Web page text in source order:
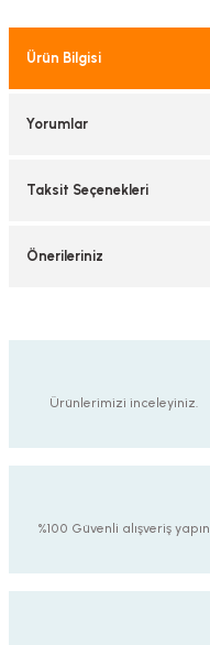
Ürün Bilgisi
Yorumlar
Taksit Seçenekleri
Önerileriniz
Ürünlerimizi inceleyiniz.
%100 Güvenli alışveriş yapın